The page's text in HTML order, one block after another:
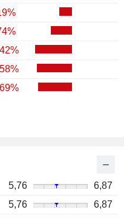
5,76
6,87
5,76
6,87